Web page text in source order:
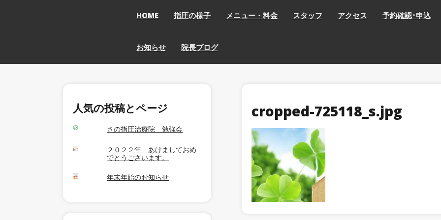
HOME 指圧の様子 メニュー・料金 スタッフ アクセス 予約確認･申込
お知らせ 院長ブログ
cropped-725118_s.jpg
人気の投稿とページ
さの指圧治療院 勉強会
２０２２年 あけましておめ
でとうございます。
年末年始のお知らせ